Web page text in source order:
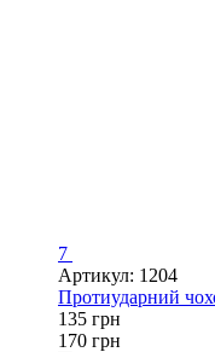
7
Артикул: 1204
Протиударний
135 грн
170 грн